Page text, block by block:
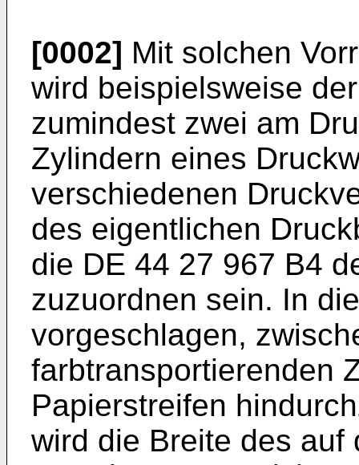
[0002] Mit solchen
wird beispielsweise
zumindest zwei am
Zylindern eines
verschiedenen
des eigentlichen
die DE 44 27 967 B4
zuzuordnen sein. In
vorgeschlagen,
farbtransportierenden
Papierstreifen
wird die Breite des auf